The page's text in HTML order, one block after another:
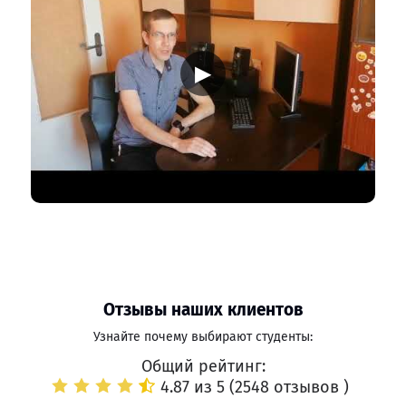
▶
Отзывы наших клиентов
Узнайте почему выбирают студенты:
Общий рейтинг:
4.87 из 5 (2548 отзывов )